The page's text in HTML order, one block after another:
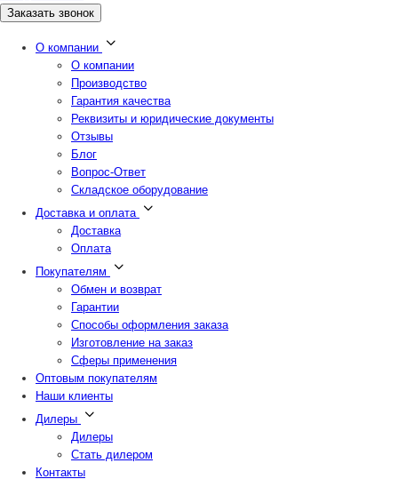
Заказать звонок
О компании
О компании
Производство
Гарантия качества
Реквизиты и юридические документы
Отзывы
Блог
Вопрос-Ответ
Складское оборудование
Доставка и оплата
Доставка
Оплата
Покупателям
Обмен и возврат
Гарантии
Способы оформления заказа
Изготовление на заказ
Сферы применения
Оптовым покупателям
Наши клиенты
Дилеры
Дилеры
Стать дилером
Контакты